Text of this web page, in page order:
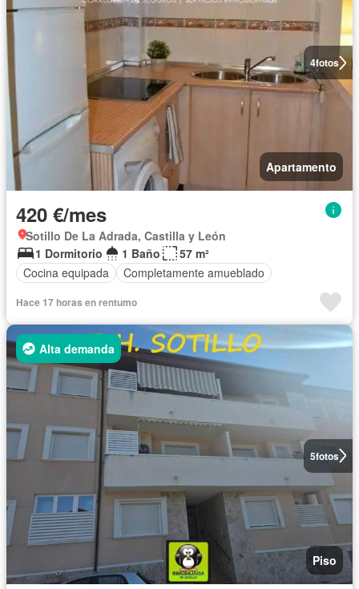
4fotos
Apartamento
420 €/mes
Sotillo De La Adrada, Castilla y León
1 Dormitorio
1 Baño
57 m²
Cocina equipada
Completamente amueblado
Hace 17 horas en rentumo
5fotos
Alta demanda
Piso